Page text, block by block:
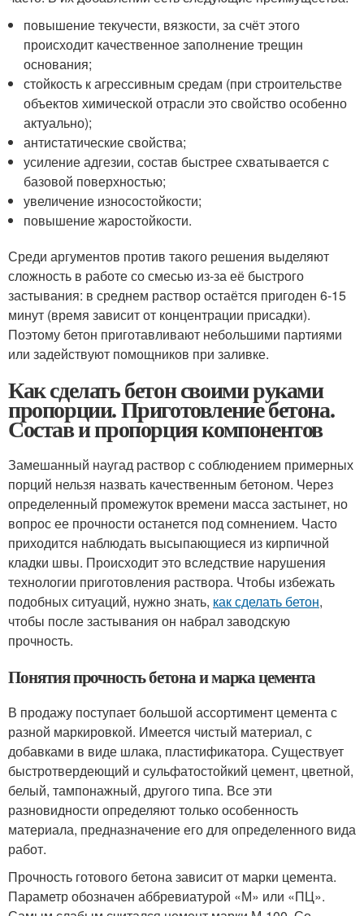
повышение текучести, вязкости, за счёт этого
происходит качественное заполнение трещин
основания;
стойкость к агрессивным средам (при строительстве
объектов химической отрасли это свойство особенно
актуально);
антистатические свойства;
усиление адгезии, состав быстрее схватывается с
базовой поверхностью;
увеличение износостойкости;
повышение жаростойкости.
Среди аргументов против такого решения выделяют
сложность в работе со смесью из-за её быстрого
застывания: в среднем раствор остаётся пригоден 6‑15
минут (время зависит от концентрации присадки).
Поэтому бетон приготавливают небольшими партиями
или задействуют помощников при заливке.
Как сделать бетон своими руками
пропорции. Приготовление бетона.
Состав и пропорция компонентов
Замешанный наугад раствор с соблюдением примерных
порций нельзя назвать качественным бетоном. Через
определенный промежуток времени масса застынет, но
вопрос ее прочности останется под сомнением. Часто
приходится наблюдать высыпающиеся из кирпичной
кладки швы. Происходит это вследствие нарушения
технологии приготовления раствора. Чтобы избежать
подобных ситуаций, нужно знать, как сделать бетон,
чтобы после застывания он набрал заводскую
прочность.
Понятия прочность бетона и марка цемента
В продажу поступает большой ассортимент цемента с
разной маркировкой. Имеется чистый материал, с
добавками в виде шлака, пластификатора. Существует
быстротвердеющий и сульфатостойкий цемент, цветной,
белый, тампонажный, другого типа. Все эти
разновидности определяют только особенность
материала, предназначение его для определенного вида
работ.
Прочность готового бетона зависит от марки цемента.
Параметр обозначен аббревиатурой «М» или «ПЦ».